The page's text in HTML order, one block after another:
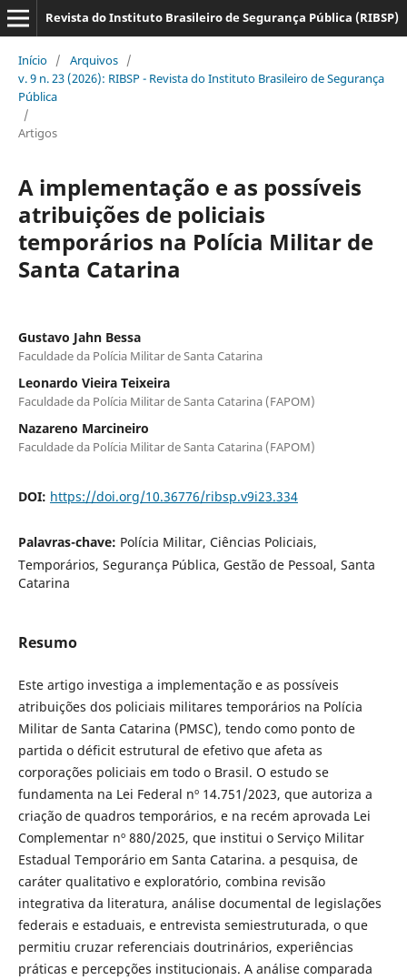
Revista do Instituto Brasileiro de Segurança Pública (RIBSP)
Início / Arquivos /
v. 9 n. 23 (2026): RIBSP - Revista do Instituto Brasileiro de Segurança
Pública
/
Artigos
A implementação e as possíveis
atribuições de policiais
temporários na Polícia Militar de
Santa Catarina
Gustavo Jahn Bessa
Faculdade da Polícia Militar de Santa Catarina
Leonardo Vieira Teixeira
Faculdade da Polícia Militar de Santa Catarina (FAPOM)
Nazareno Marcineiro
Faculdade da Polícia Militar de Santa Catarina (FAPOM)
DOI: https://doi.org/10.36776/ribsp.v9i23.334
Palavras-chave: Polícia Militar, Ciências Policiais,
Temporários, Segurança Pública, Gestão de Pessoal, Santa
Catarina
Resumo
Este artigo investiga a implementação e as possíveis
atribuições dos policiais militares temporários na Polícia
Militar de Santa Catarina (PMSC), tendo como ponto de
partida o déficit estrutural de efetivo que afeta as
corporações policiais em todo o Brasil. O estudo se
fundamenta na Lei Federal nº 14.751/2023, que autoriza a
criação de quadros temporários, e na recém aprovada Lei
Complementar nº 880/2025, que institui o Serviço Militar
Estadual Temporário em Santa Catarina. a pesquisa, de
caráter qualitativo e exploratório, combina revisão
integrativa da literatura, análise documental de legislações
federais e estaduais, e entrevista semiestruturada, o que
permitiu cruzar referenciais doutrinários, experiências
práticas e percepções institucionais. A análise comparada